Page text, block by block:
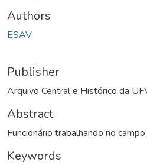
Authors
ESAV
Publisher
Arquivo Central e Histórico da
Abstract
Funcionário trabalhando no
Keywords